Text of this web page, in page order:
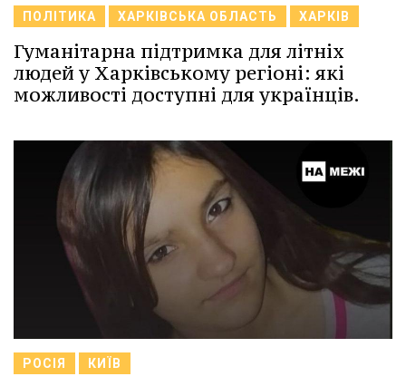
ПОЛІТИКА ХАРКІВСЬКА ОБЛАСТЬ ХАРКІВ
Гуманітарна підтримка для літніх
людей у Харківському регіоні: які
можливості доступні для українців.
РОСІЯ КИЇВ